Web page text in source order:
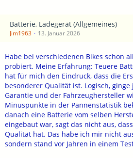
Batterie, Ladegerät (Allgemeines)
Jim1963 13. Januar 2026
Habe bei verschiedenen Bikes schon
probiert. Meine Erfahrung: Teuere
hat für mich den Eindruck, dass die
besonderer Qualität ist. Logisch,
Garantie und der Fahrzeughersteller
Minuspunkte in der Pannenstatistik
danach eine Batterie vom selben
eingebaut war, sagt das nicht aus,
Qualität hat. Das habe ich mir nicht
sondern stand vor Jahren in einem